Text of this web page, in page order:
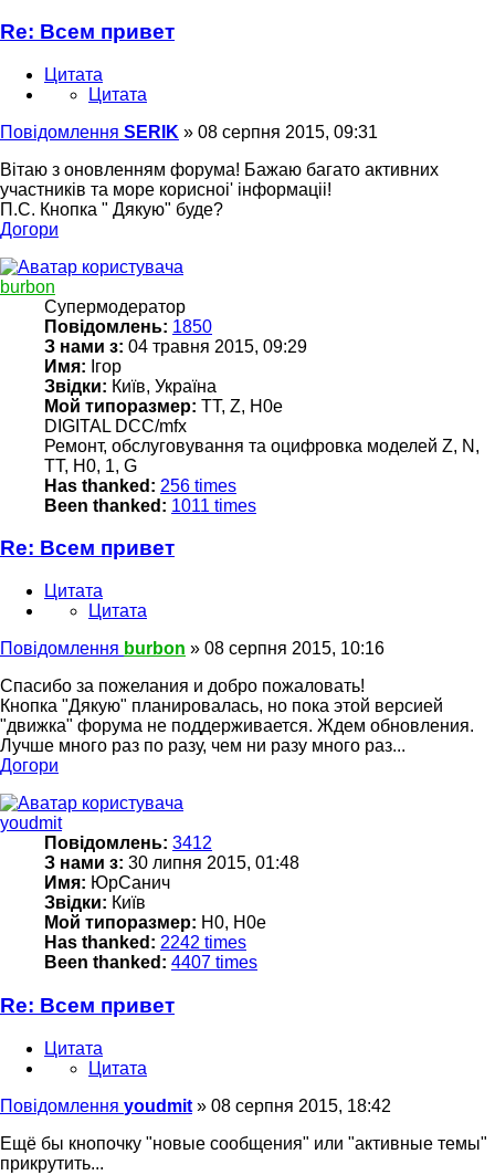
Re: Всем привет
Цитата
Цитата
Повідомлення SERIK » 08 серпня 2015, 09:31
Вітаю з оновленням форума! Бажаю багато активних
участників та море корисноі' інформаціі!
П.С. Кнопка " Дякую" буде?
Догори
burbon
Супермодератор
Повідомлень: 1850
З нами з: 04 травня 2015, 09:29
Имя: Ігор
Звідки: Київ, Україна
Мой типоразмер: TT, Z, H0e
DIGITAL DCC/mfx
Ремонт, обслуговування та оцифровка моделей Z, N,
TT, H0, 1, G
Has thanked: 256 times
Been thanked: 1011 times
Re: Всем привет
Цитата
Цитата
Повідомлення burbon » 08 серпня 2015, 10:16
Спасибо за пожелания и добро пожаловать!
Кнопка "Дякую" планировалась, но пока этой версией
"движка" форума не поддерживается. Ждем обновления.
Лучше много раз по разу, чем ни разу много раз...
Догори
youdmit
Повідомлень: 3412
З нами з: 30 липня 2015, 01:48
Имя: ЮрСанич
Звідки: Київ
Мой типоразмер: H0, H0e
Has thanked: 2242 times
Been thanked: 4407 times
Re: Всем привет
Цитата
Цитата
Повідомлення youdmit » 08 серпня 2015, 18:42
Ещё бы кнопочку "новые сообщения" или "активные темы"
прикрутить...